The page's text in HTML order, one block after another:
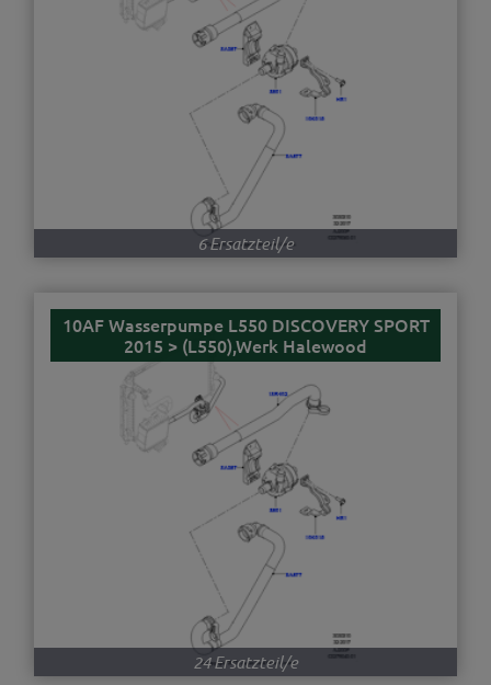
6 Ersatzteil/e
10AF Wasserpumpe L550 DISCOVERY SPORT
2015 > (L550),Werk Halewood
24 Ersatzteil/e